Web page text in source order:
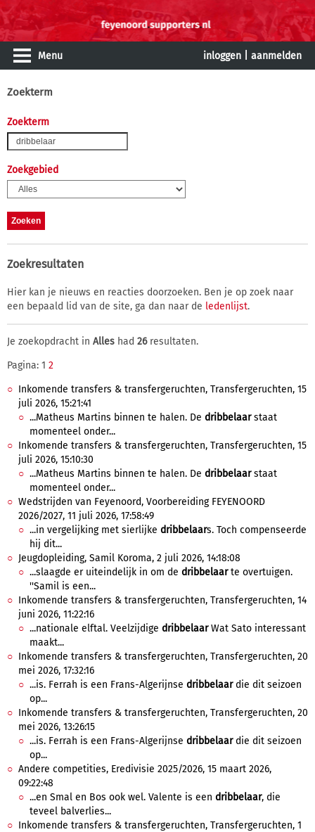
Menu inloggen aanmelden
Zoekterm
Zoekterm
Zoekgebied
Zoekresultaten
Hier kan je nieuws en reacties doorzoeken. Ben je op zoek naar
een bepaald lid van de site, ga dan naar de ledenlijst.
Je zoekopdracht in Alles had 26resultaten.
Pagina: 1 2
Inkomende transfers & transfergeruchten, Transfergeruchten, 15
juli 2026, 15:21:41
...Matheus Martins binnen te halen. De dribbelaarstaat
momenteel onder...
Inkomende transfers & transfergeruchten, Transfergeruchten, 15
juli 2026, 15:10:30
...Matheus Martins binnen te halen. De dribbelaarstaat
momenteel onder...
Wedstrijden van Feyenoord, Voorbereiding FEYENOORD
2026/2027, 11 juli 2026, 17:58:49
...in vergelijking met sierlijke dribbelaars. Toch compenseerde
hij dit...
Jeugdopleiding, Samil Koroma, 2 juli 2026, 14:18:08
...slaagde er uiteindelijk in om de dribbelaarte overtuigen.
''Samil is een...
Inkomende transfers & transfergeruchten, Transfergeruchten, 14
juni 2026, 11:22:16
...nationale elftal. Veelzijdige dribbelaarWat Sato interessant
maakt...
Inkomende transfers & transfergeruchten, Transfergeruchten, 20
mei 2026, 17:32:16
...is. Ferrah is een Frans-Algerijnse dribbelaardie dit seizoen
op...
Inkomende transfers & transfergeruchten, Transfergeruchten, 20
mei 2026, 13:26:15
...is. Ferrah is een Frans-Algerijnse dribbelaardie dit seizoen
op...
Andere competities, Eredivisie 2025/2026, 15 maart 2026,
09:22:48
...en Smal en Bos ook wel. Valente is een dribbelaar, die
teveel balverlies...
Inkomende transfers & transfergeruchten, Transfergeruchten, 1